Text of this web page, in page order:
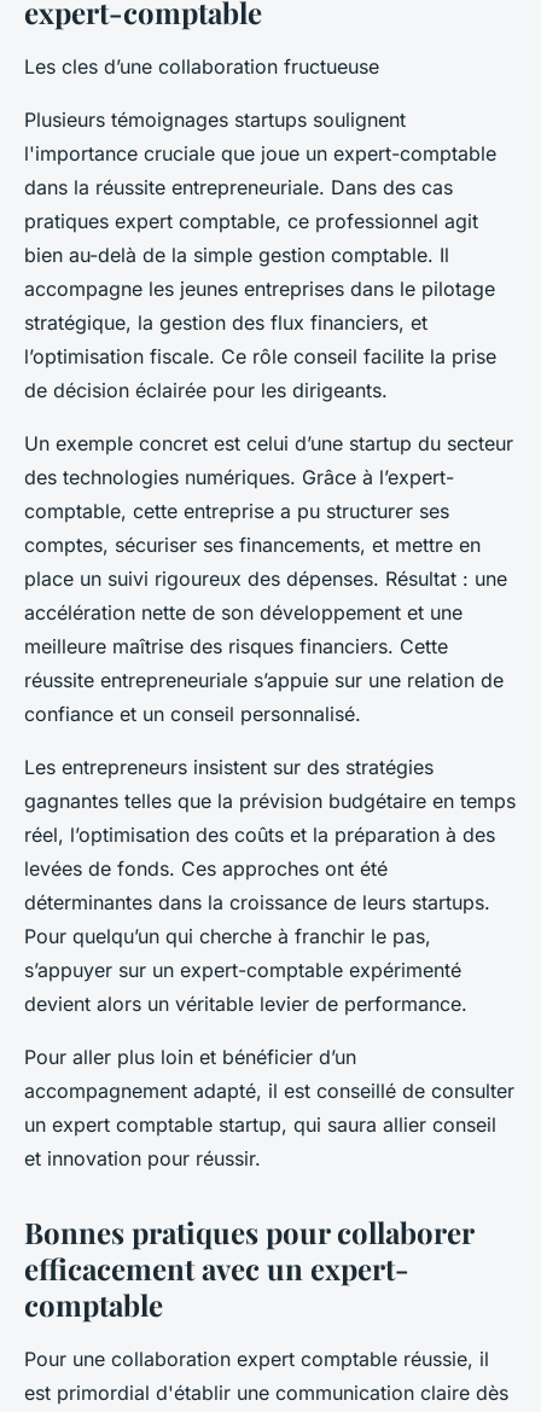
expert-comptable
Les cles d’une collaboration fructueuse
Plusieurs témoignages startups soulignent
l'importance cruciale que joue un expert-comptable
dans la réussite entrepreneuriale. Dans des cas
pratiques expert comptable, ce professionnel agit
bien au-delà de la simple gestion comptable. Il
accompagne les jeunes entreprises dans le pilotage
stratégique, la gestion des flux financiers, et
l’optimisation fiscale. Ce rôle conseil facilite la prise
de décision éclairée pour les dirigeants.
Un exemple concret est celui d’une startup du secteur
des technologies numériques. Grâce à l’expert-
comptable, cette entreprise a pu structurer ses
comptes, sécuriser ses financements, et mettre en
place un suivi rigoureux des dépenses. Résultat : une
accélération nette de son développement et une
meilleure maîtrise des risques financiers. Cette
réussite entrepreneuriale s’appuie sur une relation de
confiance et un conseil personnalisé.
Les entrepreneurs insistent sur des stratégies
gagnantes telles que la prévision budgétaire en temps
réel, l’optimisation des coûts et la préparation à des
levées de fonds. Ces approches ont été
déterminantes dans la croissance de leurs startups.
Pour quelqu’un qui cherche à franchir le pas,
s’appuyer sur un expert-comptable expérimenté
devient alors un véritable levier de performance.
Pour aller plus loin et bénéficier d’un
accompagnement adapté, il est conseillé de consulter
un expert comptable startup, qui saura allier conseil
et innovation pour réussir.
Bonnes pratiques pour collaborer
efficacement avec un expert-
comptable
Pour une collaboration expert comptable réussie, il
est primordial d'établir une communication claire dès